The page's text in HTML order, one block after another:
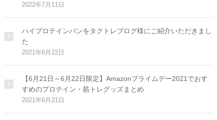
2022年7月11日
ハイプロテインパンをタクトレブログ様にご紹介いただきまし
た
2021年6月22日
【6月21日～6月22日限定】Amazonプライムデー2021でおす
すめのプロテイン・筋トレグッズまとめ
2021年6月21日